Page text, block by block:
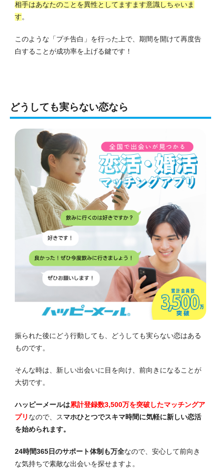
相手はあなたのことを異性としてますます意識しちゃいま
す。
このような「プチ告白」を行った上で、期間を開けて再度告
白することが成功率を上げる鍵です！
どうしても実らない恋なら
振られた後にどう行動しても、どうしても実らない恋はある
ものです。
そんな時は、新しい出会いに目を向け、前向きになることが
大切です。
ハッピーメールは累計登録数3,500万を突破したマッチングア
プリ なので、スマホひとつでスキマ時間に気軽に新しい恋活
を始められます。
24時間365日のサポート体制も万全なので、安心して前向き
な気持ちで素敵な出会いを探せますよ。